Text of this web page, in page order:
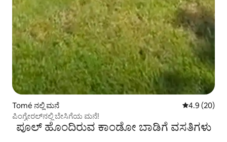
Tomé ನಲ್ಲಿ ಮನೆ 5 ರಲ್ಲಿ 4.9
4.9 (20)
ಪಿಂಗ್ವೇರಲ್‌ನಲ್ಲಿ ಬೇಸಿಗೆಯ ಮನೆ!
ಪೂಲ್ ಹೊಂದಿರುವ ಕಾಂಡೋ ಬಾಡಿಗೆ ವಸತಿಗಳು